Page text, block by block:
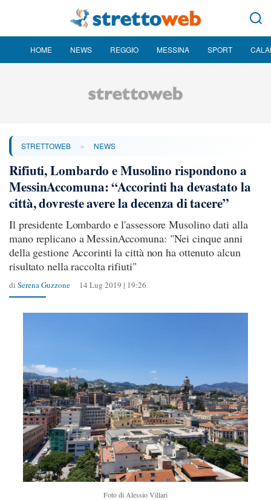
HOME NEWS REGGIO MESSINA SPORT
STRETTOWEB » NEWS
Rifiuti, Lombardo e Musolino rispondono a
MessinAccomuna: “Accorinti ha devastato la
città, dovreste avere la decenza di tacere”
Il presidente Lombardo e l'assessore Musolino dati alla
mano replicano a MessinAccomuna: "Nei cinque anni
della gestione Accorinti la città non ha ottenuto alcun
risultato nella raccolta rifiuti"
di Serena Guzzone 14 Lug 2019 | 19:26
Foto di Alessio Villari